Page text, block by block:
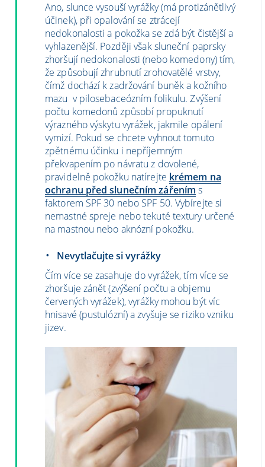
Ano, slunce vysouší vyrážky (má protizánětlivý
účinek), při opalování se ztrácejí
nedokonalosti a pokožka se zdá být čistější a
vyhlazenější. Později však sluneční paprsky
zhoršují nedokonalosti (nebo komedony) tím,
že způsobují zhrubnutí zrohovatělé vrstvy,
čímž dochází k zadržování buněk a kožního
mazu v pilosebaceózním folikulu. Zvýšení
počtu komedonů způsobí propuknutí
výrazného výskytu vyrážek, jakmile opálení
vymizí. Pokud se chcete vyhnout tomuto
zpětnému účinku i nepříjemným
překvapením po návratu z dovolené,
pravidelně pokožku natírejte krémem na
ochranu před slunečním zářením s
faktorem SPF 30 nebo SPF 50. Vybírejte si
nemastné spreje nebo tekuté textury určené
na mastnou nebo aknózní pokožku.
Nevytlačujte si vyrážky
Čím více se zasahuje do vyrážek, tím více se
zhoršuje zánět (zvýšení počtu a objemu
červených vyrážek), vyrážky mohou být víc
hnisavé (pustulózní) a zvyšuje se riziko vzniku
jizev.